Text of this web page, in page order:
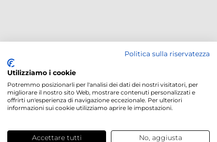
Politica sulla riservatezza
Utilizziamo i cookie
Potremmo posizionarli per l'analisi dei dati dei nostri visitatori, per
migliorare il nostro sito Web, mostrare contenuti personalizzati e
offrirti un'esperienza di navigazione eccezionale. Per ulteriori
informazioni sui cookie utilizziamo aprire le impostazioni.
Accettare tutti No, aggiusta